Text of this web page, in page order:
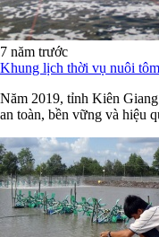
7 năm trước
Khung lịch thời vụ nuôi
Năm 2019, tỉnh Kiên
an toàn, bền vững và hiệu